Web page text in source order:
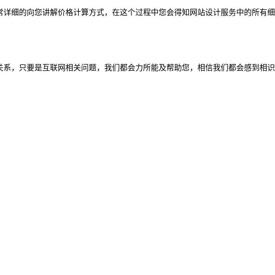
细的向您讲解价格计算方式，在这个过程中您会得知网站设计服务中的所有
，只要是互联网相关问题，我们都会力所能及帮助您，相信我们都会感到相